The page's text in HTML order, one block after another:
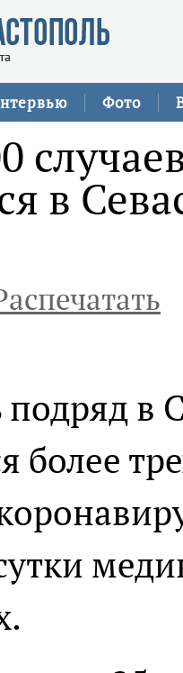
Фото
в
в
более